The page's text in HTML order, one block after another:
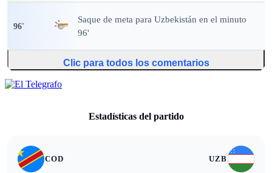
96'
Saque de meta para Uzbekistán en el minuto
96'
Clic para todos los comentarios
Estadísticas del partido
COD UZB